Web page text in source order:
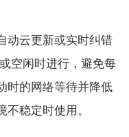
动云更新或实时纠错
或空闲时进行，避免每
时的网络等待并降低
稳定时使用。